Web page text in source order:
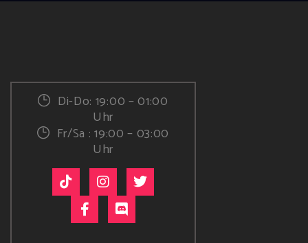
Di-Do: 19:00 – 01:00
Uhr
Fr/Sa : 19:00 – 03:00
Uhr